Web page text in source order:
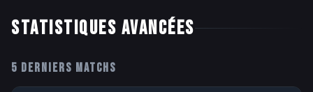
STATISTIQUES AVANCÉES
5 DERNIERS MATCHS